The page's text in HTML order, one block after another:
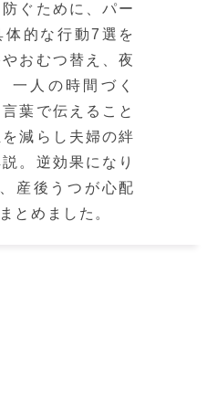
ぐために、パー
体的な行動7選を
おむつ替え、夜
一人の時間づく
葉で伝えること
減らし夫婦の絆
。逆効果になり
産後うつが心配
とめました。